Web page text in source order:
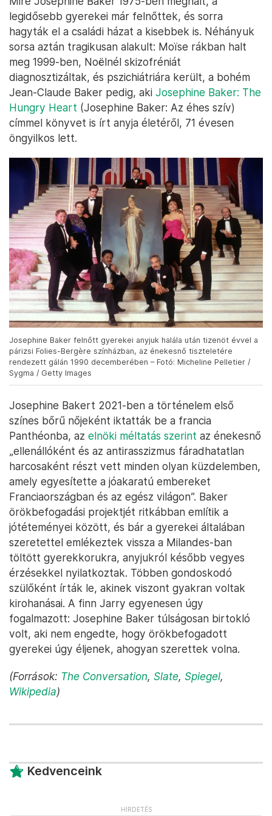
legidősebb gyerekei már felnőttek, és sorra
hagyták el a családi házat a kisebbek is. Néhányuk
sorsa aztán tragikusan alakult: Moïse rákban halt
meg 1999-ben, Noëlnél skizofréniát
diagnosztizáltak, és pszichiátriára került, a bohém
Jean-Claude Baker pedig, aki Josephine Baker: The
Hungry Heart (Josephine Baker: Az éhes szív)
címmel könyvet is írt anyja életéről, 71 évesen
öngyilkos lett.
Josephine Baker felnőtt gyerekei anyjuk halála után tizenöt évvel a
párizsi Folies-Bergère színházban, az énekesnő tiszteletére
rendezett gálán 1990 decemberében – Fotó: Micheline Pelletier /
Sygma / Getty Images
Josephine Bakert 2021-ben a történelem első
színes bőrű nőjeként iktatták be a francia
Panthéonba, az elnöki méltatás szerint az énekesnő
„ellenállóként és az antirasszizmus fáradhatatlan
harcosaként részt vett minden olyan küzdelemben,
amely egyesítette a jóakaratú embereket
Franciaországban és az egész világon”. Baker
örökbefogadási projektjét ritkábban említik a
jótéteményei között, és bár a gyerekei általában
szeretettel emlékeztek vissza a Milandes-ban
töltött gyerekkorukra, anyjukról később vegyes
érzésekkel nyilatkoztak. Többen gondoskodó
szülőként írták le, akinek viszont gyakran voltak
kirohanásai. A finn Jarry egyenesen úgy
fogalmazott: Josephine Baker túlságosan birtokló
volt, aki nem engedte, hogy örökbefogadott
gyerekei úgy éljenek, ahogyan szerettek volna.
(Források: The Conversation, Slate, Spiegel,
Wikipedia)
Kedvenceink